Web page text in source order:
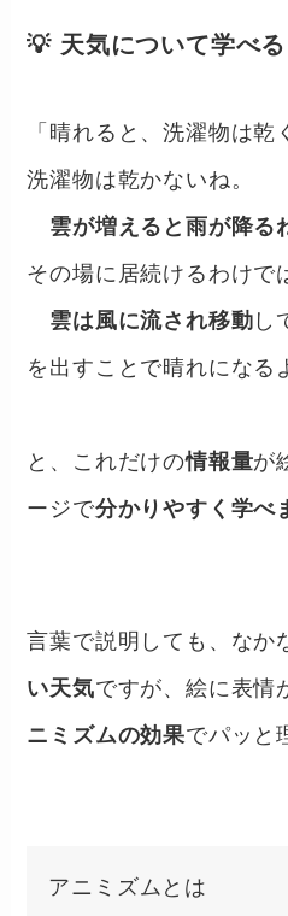
💡 天気について学べる
「晴れると、洗濯物は乾
洗濯物は乾かないね。
雲が増えると雨が降る
その場に居続けるわけで
雲は風に流され移動 し
を出すことで晴れになる
と、これだけの情報量が
ージで分かりやすく学べ
言葉で説明しても、なか
い天気ですが、絵に表情
ニミズムの効果でパッと
アニミズムとは